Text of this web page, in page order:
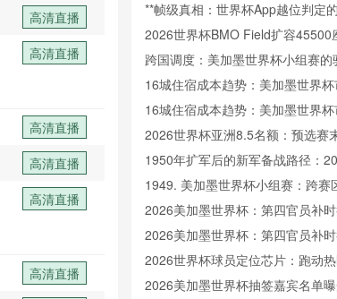
高清直播
高清直播
高清直播
高清直播
高清直播
高清直播
主客场制的公平性权衡
**帧级真相：世界杯App越位判定
级动画逻辑全解析**
2026世界杯BMO Field扩容45500
与观赛沉浸体验的技术解构
跨国调度：美加墨世界杯小组赛
率优化
16城住宿成本趋势：美加墨世界
16城住宿成本趋势：美加墨世界
2026世界杯亚洲8.5名额：预选赛
性重构
1950年扩军后的新军备战路径：
视
1949. 美加墨世界杯小组赛：跨赛
规划与效率优化方案
2026美加墨世界杯：第四官员补
精度革命
2026美加墨世界杯：第四官员补
精度革命
2026世界杯球员定位芯片：跑动
传解析
2026美加墨世界杯抽签嘉宾名单